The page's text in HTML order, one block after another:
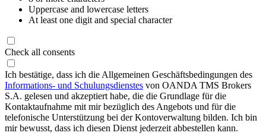
Uppercase and lowercase letters
At least one digit and special character
Check all consents
Ich bestätige, dass ich die Allgemeinen Geschäftsbedingungen des
Informations- und Schulungsdienstes von OANDA TMS Brokers
S.A. gelesen und akzeptiert habe, die die Grundlage für die
Kontaktaufnahme mit mir bezüglich des Angebots und für die
telefonische Unterstützung bei der Kontoverwaltung bilden. Ich bin
mir bewusst, dass ich diesen Dienst jederzeit abbestellen kann.